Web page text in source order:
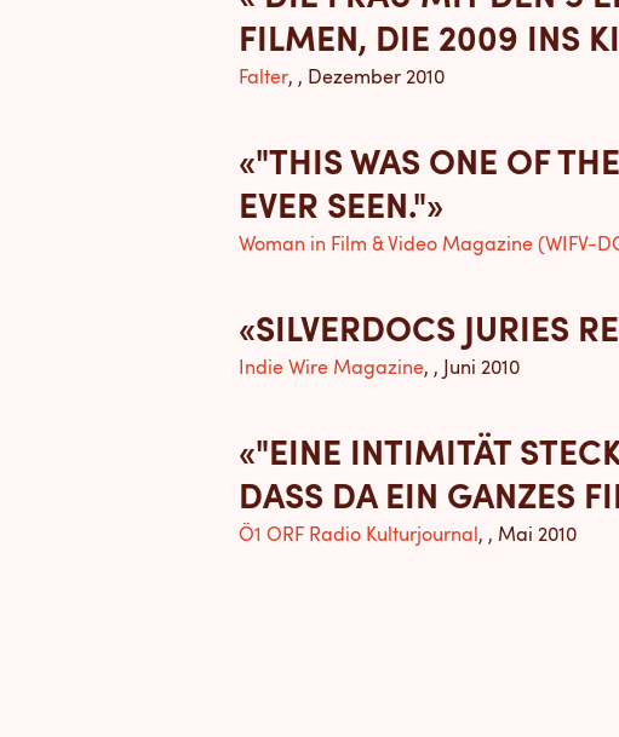
FILMEN, DIE 2009 INS
Falter, , Dezember 2010
«"THIS WAS ONE OF
EVER SEEN."»
Woman in Film & Video Magazine (WIFV-
«SILVERDOCS JURIES
Indie Wire Magazine, , Juni 2010
«"EINE INTIMITÄT
DASS DA EIN GANZES
Ö1 ORF Radio Kulturjournal , , Mai 2010